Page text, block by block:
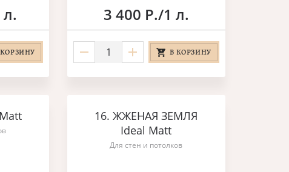
3 400 Р./1 л.
В КОРЗИНУ
16. ЖЖЕНАЯ ЗЕМЛЯ
Ideal Matt
Для стен и потолков